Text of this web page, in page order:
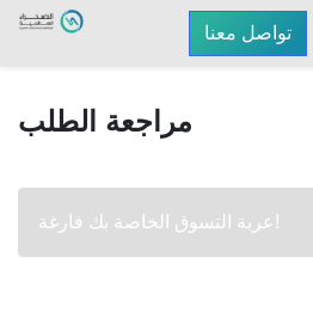
تواصل معنا
مراجعة الطلب
عربة التسوق الخاصة بك فارغة!